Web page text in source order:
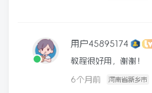
用户45895174
教程很好用，谢谢！
6个月前 河南省新乡市